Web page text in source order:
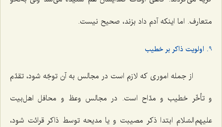
متعارف. اما اینکه آدم داد بزند، صحیح نیست.
9. اولویت ذاکر بر خطیب
از جمله اموری که لازم است در مجالس به آن توجّه شود، تقدّم
و تأخّر خطیب و مدّاح است. در مجالس وعظ و محافل اهل‌بیت
علیهم السّلام ابتدا ذکر مصیبت و یا مدیحه توسط ذاکر قرائت شود،